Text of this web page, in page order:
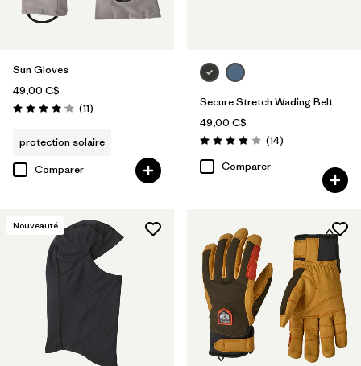
Sun Gloves
49,00 C$
Évaluation: 4.1 / 5
(11Avis
)
protection solaire
Comparer
Secure Stretch Wading Belt
49,00 C$
Évaluation: 3.9 / 5
(14Avis
)
Comparer
Nouveauté